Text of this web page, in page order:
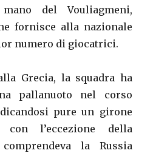
del Vouliagmeni,
fornisce alla nazionale
numero di giocatrici.
Grecia, la squadra ha
pallanuoto nel corso
pure un girone
l’eccezione della
la Russia